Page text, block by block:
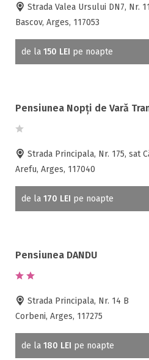
Masaj
Netflix
Piscina
Rau in curte
Sala de conferinte
Sala de fitness
Sauna
Scaun bebelus
Schimb valutar
Semineu
Strada Valea Ursului DN7, Nr. 11
Bascov, Arges, 117053
de la 150 LEI pe noapte
Pensiunea Nopți de Vară
Strada Principala, Nr. 175, sat
Arefu, Arges, 117040
de la 170 LEI pe noapte
Pensiunea DANDU
Strada Principala, Nr. 14 B
Corbeni, Arges, 117275
de la 180 LEI pe noapte